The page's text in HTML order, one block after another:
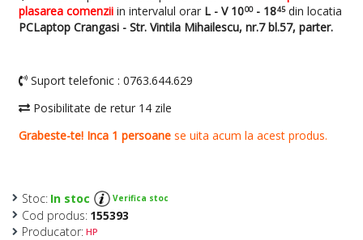
Stoc: In stoc Verifica stoc
Cod produs: 155393
Producator: HP